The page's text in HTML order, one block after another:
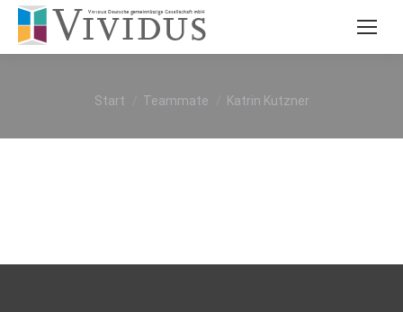
Sie befinden sich hier:
Start Teammate Katrin Kutzner